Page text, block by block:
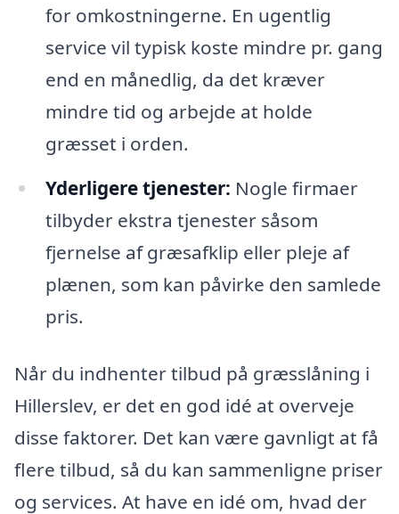
for omkostningerne. En ugentlig
service vil typisk koste mindre pr. gang
end en månedlig, da det kræver
mindre tid og arbejde at holde
græsset i orden.
Yderligere tjenester: Nogle firmaer
tilbyder ekstra tjenester såsom
fjernelse af græsafklip eller pleje af
plænen, som kan påvirke den samlede
pris.
Når du indhenter tilbud på græsslåning i
Hillerslev, er det en god idé at overveje
disse faktorer. Det kan være gavnligt at få
flere tilbud, så du kan sammenligne priser
og services. At have en idé om, hvad der